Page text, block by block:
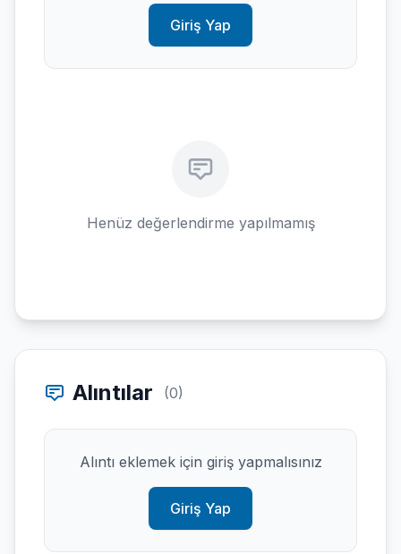
Giriş Yap
Henüz değerlendirme yapılmamış
Alıntılar (0)
Alıntı eklemek için giriş yapmalısınız
Giriş Yap